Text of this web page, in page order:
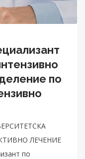
по
ЛЕЧЕНИЕ
по